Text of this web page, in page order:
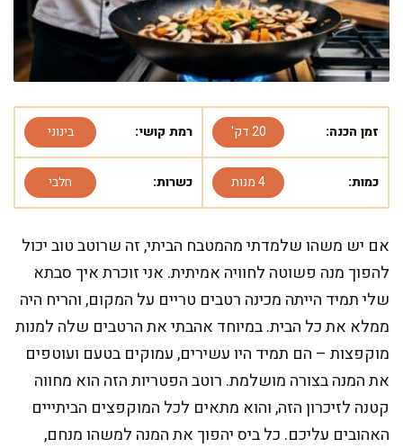
זמן הכנה: 20 דק' רמת קושי: בינוני
כמות: 4 מנות כשרות: חלבי
אם יש משהו שלמדתי מהמטבח הביתי, זה שרוטב טוב יכול
להפוך מנה פשוטה לחוויה אמיתית. אני זוכרת איך סבתא
שלי תמיד הייתה מכינה רטבים טריים על המקום, והריח היה
ממלא את כל הבית. במיוחד אהבתי את הרטבים שלה למנות
מוקפצות – הם תמיד היו עשירים, עמוקים בטעם ועוטפים
את המנה בצורה מושלמת. רוטב הפטריות הזה הוא מחווה
קטנה לזיכרון הזה, והוא מתאים לכל המוקפצים הביתייים
האהובים עליכם. כל ביס יהפוך את המנה למשהו מנחם,